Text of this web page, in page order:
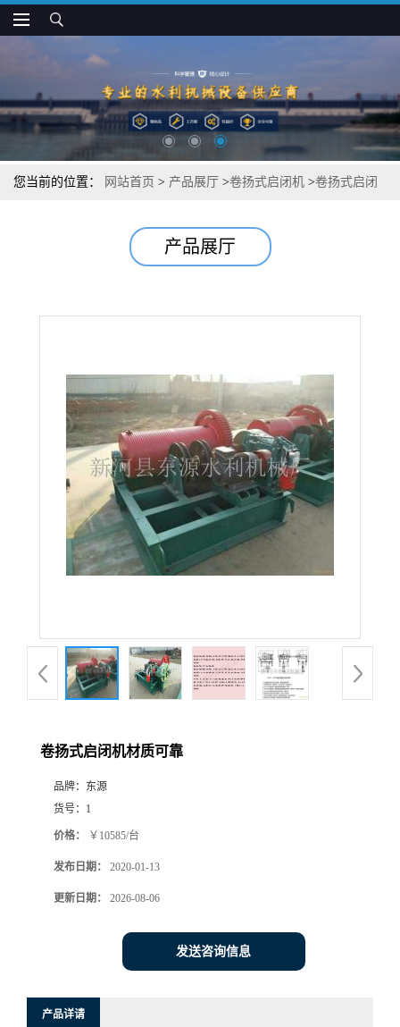
您当前的位置： 网站首页 > 产品展厅 >卷扬式启闭机 >卷扬式启闭
产品展厅
卷扬式启闭机材质可靠
品牌： 东源
货号： 1
价格： ￥10585/台
发布日期： 2020-01-13
更新日期： 2026-08-06
发送咨询信息
产品详请